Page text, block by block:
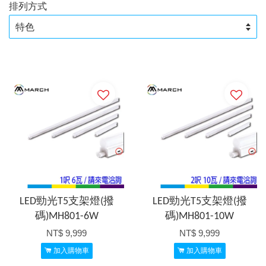
排列方式
LED勁光T5支架燈(撥
碼)MH801-6W
NT$ 9,999
加入購物車
LED勁光T5支架燈(撥
碼)MH801-10W
NT$ 9,999
加入購物車